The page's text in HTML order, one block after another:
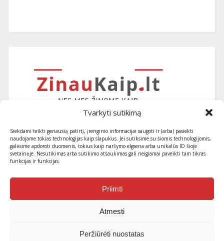
Tvarkyti sutikimą
Siekdami teikti geriausią patirtį, įrenginio informacijai saugoti ir (arba) pasiekti
naudojame tokias technologijas kaip slapukus. Jei sutiksime su šiomis technologijomis,
galėsime apdoroti duomenis, tokius kaip naršymo elgsena arba unikalūs ID šioje
svetainėje. Nesutikimas arba sutikimo atšaukimas gali neigiamai paveikti tam tikras
funkcijas ir funkcijas.
Priimti
Atmesti
Peržiūrėti nuostatas
Užsiprenumeruokite naujausius
straipsnius ir patarimus